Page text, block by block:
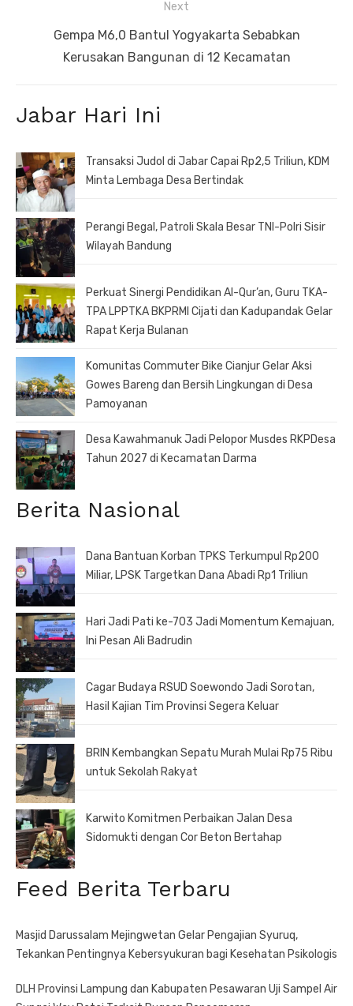
Next
Gempa M6,0 Bantul Yogyakarta Sebabkan
Kerusakan Bangunan di 12 Kecamatan
Jabar Hari Ini
Transaksi Judol di Jabar Capai Rp2,5 Triliun, KDM
Minta Lembaga Desa Bertindak
Perangi Begal, Patroli Skala Besar TNI-Polri Sisir
Wilayah Bandung
Perkuat Sinergi Pendidikan Al-Qur’an, Guru TKA-
TPA LPPTKA BKPRMI Cijati dan Kadupandak Gelar
Rapat Kerja Bulanan
Komunitas Commuter Bike Cianjur Gelar Aksi
Gowes Bareng dan Bersih Lingkungan di Desa
Pamoyanan
Desa Kawahmanuk Jadi Pelopor Musdes RKPDesa
Tahun 2027 di Kecamatan Darma
Berita Nasional
Dana Bantuan Korban TPKS Terkumpul Rp200
Miliar, LPSK Targetkan Dana Abadi Rp1 Triliun
Hari Jadi Pati ke-703 Jadi Momentum Kemajuan,
Ini Pesan Ali Badrudin
Cagar Budaya RSUD Soewondo Jadi Sorotan,
Hasil Kajian Tim Provinsi Segera Keluar
BRIN Kembangkan Sepatu Murah Mulai Rp75 Ribu
untuk Sekolah Rakyat
Karwito Komitmen Perbaikan Jalan Desa
Sidomukti dengan Cor Beton Bertahap
Feed Berita Terbaru
Masjid Darussalam Mejingwetan Gelar Pengajian Syuruq,
Tekankan Pentingnya Kebersyukuran bagi Kesehatan Psikologis
DLH Provinsi Lampung dan Kabupaten Pesawaran Uji Sampel Air